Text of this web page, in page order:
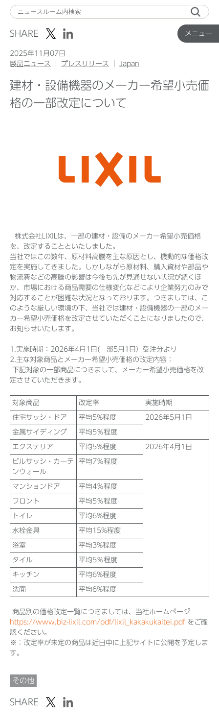
メニュー
ニ
ュ
Top
Before 2020
企業ニュースアーカイブ
製品ニュースアーカイブ
SHARE
2025年11月07日
製品ニュース
プレスリリース Japan
建材・設備機器のメーカー希望小売価
格の一部改定について
株式会社LIXILは、一部の建材・設備のメーカー希望小売価格
を、改定することといたしました。
当社ではこの数年、原材料高騰を主な原因とし、機動的な価格改
定を実施してきました。しかしながら原材料、購入資材や部品や
物流費などの高騰の影響は今後も先が見通せない状況が続くほ
か、市場における商品需要の仕様変化などにより企業努力のみで
対応することが困難な状況となっております。つきましては、こ
のような厳しい環境の下、当社では建材・設備機器の一部のメー
カー希望小売価格を改定させていただくことになりましたので、
お知らせいたします。
1.実施時期：2026年4月1日(一部5月1日）受注分より
2.主な対象商品とメーカー希望小売価格の改定内容：
下記対象の一部商品につきまして、メーカー希望小売価格を改
定させていただきます。
対象商品 改定率 実施時期
住宅サッシ・ドア 平均5%程度 2026年5月1日
金属サイディング 平均5％程度
エクステリア 平均5%程度 2026年4月1日
ビルサッシ・カーテ
ンウォール
平均7％程度
マンションドア 平均4％程度
フロント 平均5％程度
トイレ 平均6%程度
水栓金具 平均15%程度
浴室 平均3%程度
タイル 平均5％程度
キッチン 平均6%程度
洗面 平均6%程度
商品別の価格改定一覧につきましては、当社ホームページ
https://www.biz-lixil.com/pdf/lixil_kakakukaitei.pdf をご確
認ください。
※：改定率が未定の商品は近日中に上記サイトに公開を予定しま
す。
その他
SHARE